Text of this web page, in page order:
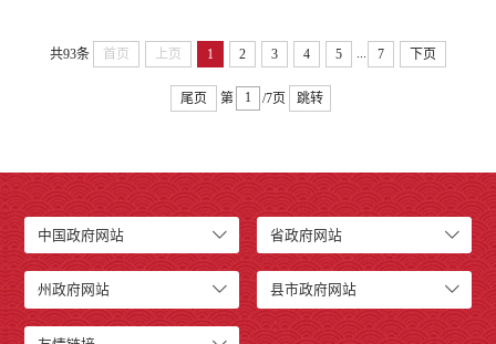
共93条 首页 上页 1 2 3 4 5 7 下页
尾页 第 /7页 跳转
中国政府网站 省政府网站
州政府网站 县市政府网站